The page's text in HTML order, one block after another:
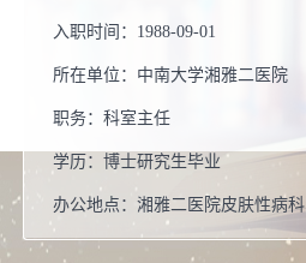
入职时间： 1988-09-01
所在单位： 中南大学湘雅二医院
职务： 科室主任
学历： 博士研究生毕业
办公地点： 湘雅二医院皮肤性病科
性别：